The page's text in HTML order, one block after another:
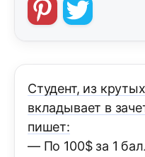
Студент, из
вкладывает в
пишет:
— По 100$ за 1